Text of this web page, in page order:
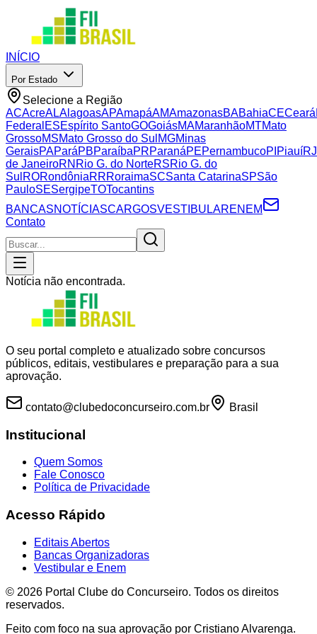
INÍCIO
Por Estado
Selecione a Região
ACAcreALAlagoasAPAmapáAMAmazonasBABahiaCECeará
Federal ESEspírito SantoGOGoiásMAMaranhãoMTMato
GrossoMSMato Grosso do Sul MGMinas
GeraisPAParáPBParaíbaPRParanáPEPernambucoPI PiauíRJ
de JaneiroRN Rio G. do NorteRSRio G. do
Sul RORondôniaRRRoraimaSCSanta CatarinaSPSão
PauloSESergipeTOTocantins
BANCASNOTÍCIASCARGOSVESTIBULARENEM
Contato
Notícia não encontrada.
O seu portal completo e atualizado sobre concursos
públicos, editais, vestibulares e preparação para a sua
aprovação.
contato@clubedoconcurseiro.com.br Brasil
Institucional
Quem Somos
Fale Conosco
Política de Privacidade
Acesso Rápido
Editais Abertos
Bancas Organizadoras
Vestibular e Enem
© 2026 Portal Clube do Concurseiro. Todos os direitos
reservados.
Feito com foco na sua aprovação por Cristiano Alvarenga.